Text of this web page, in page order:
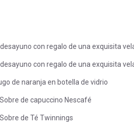
con regalo de una exquisita
con regalo de una exquisita
de naranja en botella de vidrio
de capuccino Nescafé
de Té Twinnings